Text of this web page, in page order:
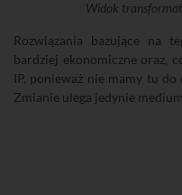
Widok
Rozwiązania bazujące na
bardziej ekonomiczne oraz,
IP, ponieważ nie mamy tu do
Zmianie ulega jedynie